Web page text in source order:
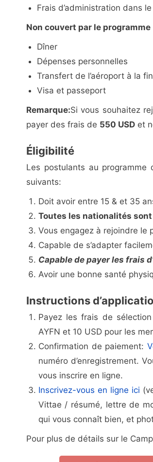
Frais d’administration dans
Non couvert par le programme
Dîner
Dépenses personnelles
Transfert de l’aéroport à la
Visa et passeport
Remarque:Si vous souhaitez
payer des frais de 550 USDet
Éligibilité
Les postulants au
suivants:
Doit avoir entre 15 & et 35
Toutes les nationalités
Vous engagez à rejoindre le
Capable de s’adapter
Capable de payer les frais
Avoir une bonne santé
Instructions
Payez les frais de sélection
AYFN et 10 USD pour les
Confirmation de paiement:
numéro d’enregistrement.
vous inscrire en ligne.
Inscrivez-vous en ligne ici
Vittae / résumé, lettre de
qui vous connaît bien, et
Pour plus de détails sur le